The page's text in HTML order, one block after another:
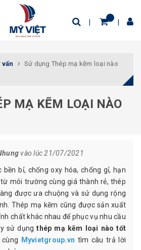
vấn
Sử dụng Thép mạ kẽm loại nào
MẠ KẼM LOẠI NÀO
vào lúc 21/07/2021
bền bỉ, chống oxy hóa, chống gỉ, hạn
môi trường cùng giá thành rẻ, thép
được ưa chuộng và sử dụng rộng
Thép mạ kẽm cũng được sản xuất
chất khác nhau để phục vụ nhu cầu
sử dụngthép mạ kẽm loại nào tốt
Myvietgroup.vn tìm câu trả lời